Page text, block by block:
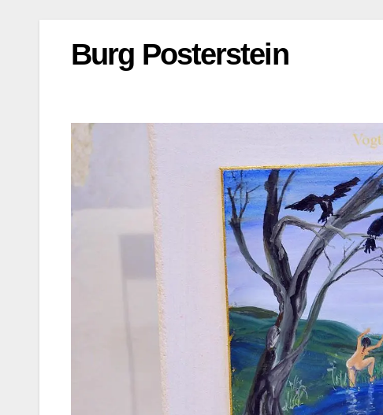
Burg Posterstein